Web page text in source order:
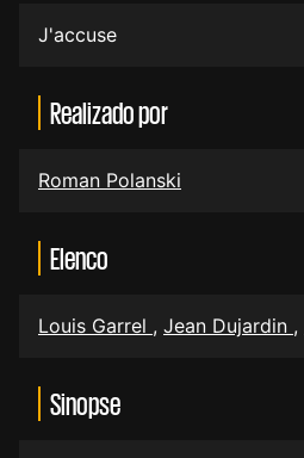
J'accuse
Realizado por
Roman Polanski
Elenco
Louis Garrel , Jean Dujardin ,
Sinopse